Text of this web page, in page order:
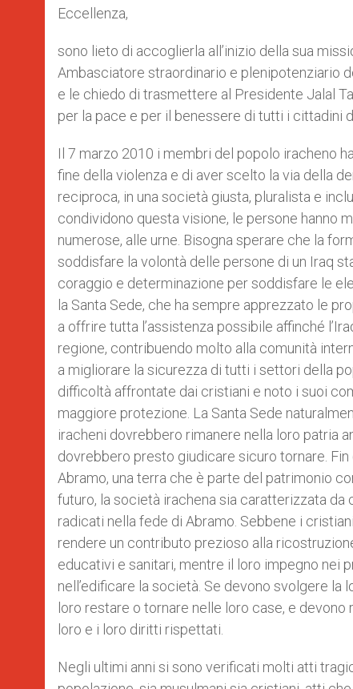
Eccellenza,
sono lieto di accoglierla all’inizio della sua
Ambasciatore straordinario e plenipotenziario
e le chiedo di trasmettere al Presidente Jalal
per la pace e per il benessere di tutti i cittadini
Il 7 marzo 2010 i membri del popolo iracheno
fine della violenza e di aver scelto la via della
reciproca, in una società giusta, pluralista e
condividono questa visione, le persone hanno
numerose, alle urne. Bisogna sperare che la
soddisfare la volontà delle persone di un Iraq
coraggio e determinazione per soddisfare le
la Santa Sede, che ha sempre apprezzato le
a offrire tutta l’assistenza possibile affinché
regione, contribuendo molto alla comunità
a migliorare la sicurezza di tutti i settori della
difficoltà affrontate dai cristiani e noto i suoi
maggiore protezione. La Santa Sede
iracheni dovrebbero rimanere nella loro patria
dovrebbero presto giudicare sicuro tornare.
Abramo, una terra che è parte del patrimonio
futuro, la società irachena sia caratterizzata
radicati nella fede di Abramo. Sebbene i
rendere un contributo prezioso alla
educativi e sanitari, mentre il loro impegno nei
nell’edificare la società. Se devono svolgere
loro restare o tornare nelle loro case, e
loro e i loro diritti rispettati.
Negli ultimi anni si sono verificati molti atti